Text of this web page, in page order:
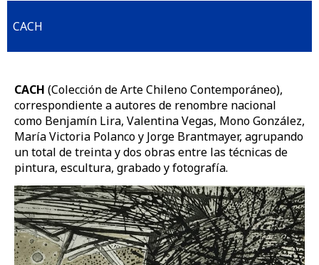
CACH
CACH (Colección de Arte Chileno Contemporáneo),
correspondiente a autores de renombre nacional
como Benjamín Lira, Valentina Vegas, Mono González,
María Victoria Polanco y Jorge Brantmayer, agrupando
un total de treinta y dos obras entre las técnicas de
pintura, escultura, grabado y fotografía.